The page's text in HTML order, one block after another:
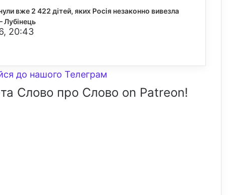
вже 2 422 дітей, яких Росія незаконно вивезла
Лубінець
20:43
до нашого Телеграм
Слово про Слово on Patreon!